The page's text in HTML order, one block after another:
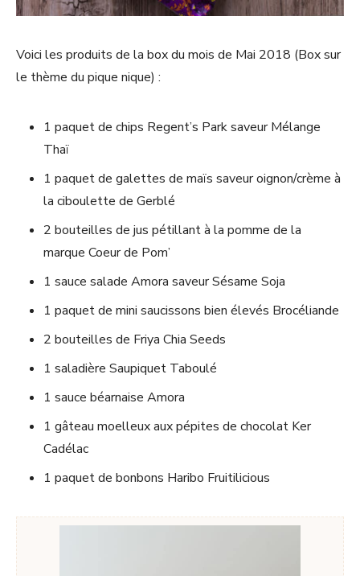
Voici les produits de la box du mois de Mai 2018 (Box sur
le thème du pique nique) :
1 paquet de chips Regent’s Park saveur Mélange
Thaï
1 paquet de galettes de maïs saveur oignon/crème à
la ciboulette de Gerblé
2 bouteilles de jus pétillant à la pomme de la
marque Coeur de Pom’
1 sauce salade Amora saveur Sésame Soja
1 paquet de mini saucissons bien élevés Brocéliande
2 bouteilles de Friya Chia Seeds
1 saladière Saupiquet Taboulé
1 sauce béarnaise Amora
1 gâteau moelleux aux pépites de chocolat Ker
Cadélac
1 paquet de bonbons Haribo Fruitilicious